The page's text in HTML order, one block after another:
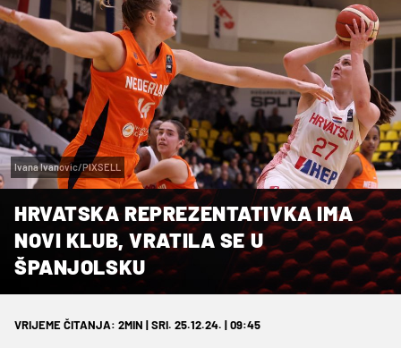
Ivana Ivanovic/PIXSELL
HRVATSKA REPREZENTATIVKA IMA
NOVI KLUB, VRATILA SE U
ŠPANJOLSKU
VRIJEME ČITANJA: 2MIN | SRI. 25.12.24. | 09:45